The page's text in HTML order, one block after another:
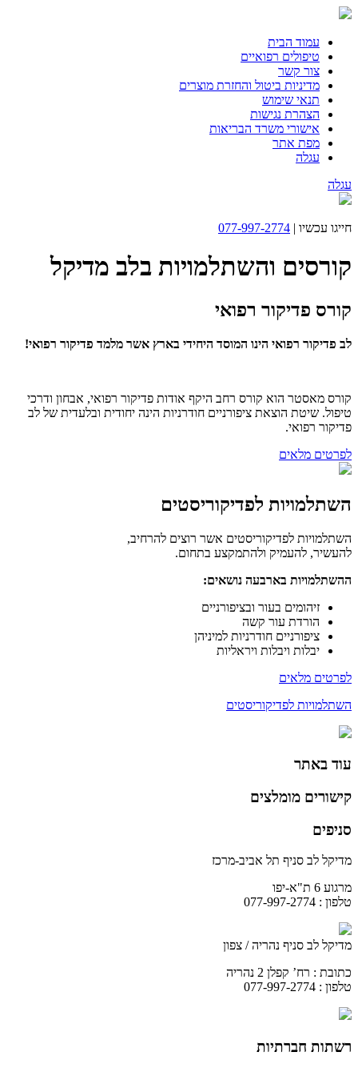
עמוד הבית
טיפולים רפואיים
צור קשר
מדיניות ביטול והחזרת מוצרים
תנאי שימוש
הצהרת נגישות
אישורי משרד הבריאות
מפת אתר
עגלה
עגלה
חייגו עכשיו | 077-997-2774
קורסים והשתלמויות בלב מדיקל
קורס פדיקור רפואי
לב פדיקור רפואי הינו המוסד היחידי בארץ אשר מלמד פדיקור רפואי!
קורס מאסטר הוא קורס רחב היקף אודות פדיקור רפואי, אבחון ודרכי
טיפול. שיטת הוצאת ציפורניים חודרניות הינה יחודית ובלעדית של לב
פדיקור רפואי.
לפרטים מלאים
השתלמויות לפדיקוריסטים
השתלמויות לפדיקוריסטים אשר רוצים להרחיב,
להעשיר, להעמיק ולהתמקצע בתחום.
ההשתלמויות בארבעה נושאים:
זיהומים בעור ובציפורניים
הורדת עור קשה
ציפורניים חודרניות למיניהן
יבלות ויבלות ויראליות
לפרטים מלאים
השתלמויות לפדיקוריסטים
עוד באתר
קישורים מומלצים
סניפים
מדיקל לב סניף תל אביב-מרכז
מרגוע 6 ת"א-יפו
טלפון : 077-997-2774
מדיקל לב סניף נהריה / צפון
כתובת : רח’ קפלן 2 נהריה
טלפון : 077-997-2774
רשתות חברתיות